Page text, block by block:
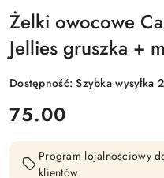
Żelki owocowe
Jellies gruszka +
Dostępność:Szybka wysyłka
cena:
75.00
Program lojalnościowy
klientów.